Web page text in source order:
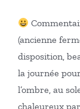
(ancienne
disposition,
la journée
l’ombre, au
chaleureux